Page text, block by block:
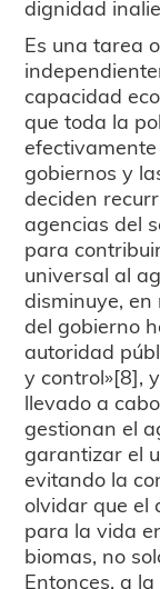
dignidad
Es una tarea
capacidad
que toda la
gobiernos y
deciden
agencias del
para
universal al
disminuye,
del gobierno
autoridad
y control»[8],
llevado a
gestionan el
garantizar el
evitando la
olvidar que el
para la vida
biomas, no
Entonces, a